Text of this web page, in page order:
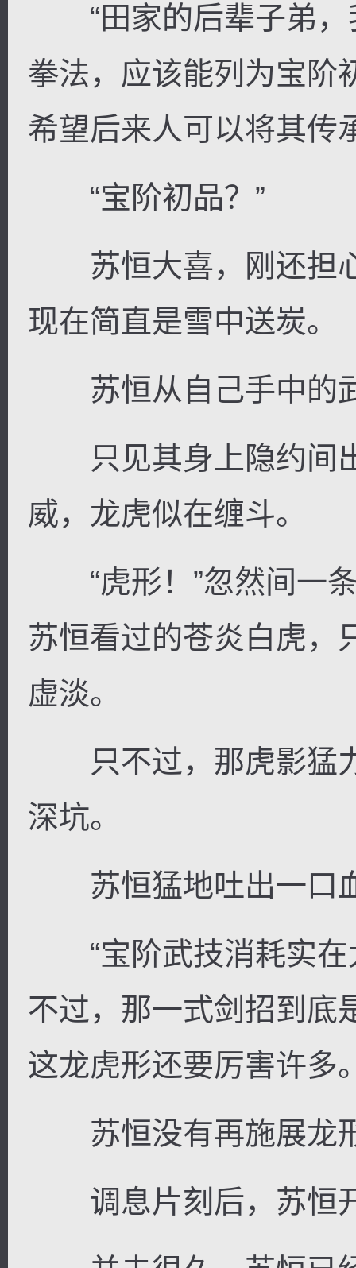
“田家的后辈子弟，
拳法，应该能列为宝阶
希望后来人可以将其传
“宝阶初品？”
苏恒大喜，刚还担
现在简直是雪中送炭。
苏恒从自己手中的
只见其身上隐约间
威，龙虎似在缠斗。
“虎形！”忽然间一条
苏恒看过的苍炎白虎，
虚淡。
只不过，那虎影猛
深坑。
苏恒猛地吐出一口
“宝阶武技消耗实在
不过，那一式剑招到底
这龙虎形还要厉害许多
苏恒没有再施展龙
调息片刻后，苏恒